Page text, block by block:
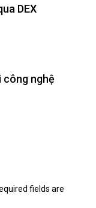
DEX
công nghệ
fields are